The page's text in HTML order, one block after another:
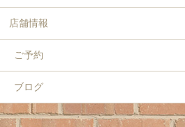
店舗情報
ご予約
ブログ